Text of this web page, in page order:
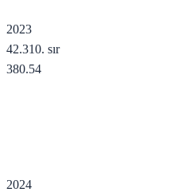
2023
42.310. sır
380.54
2024